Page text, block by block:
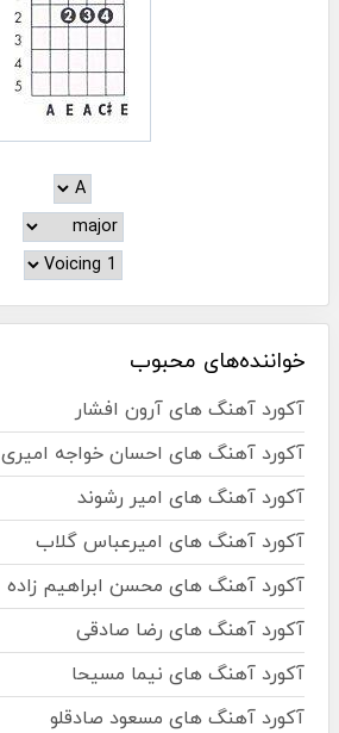
خواننده‌های محبوب
آکورد آهنگ های آرون افشار
آکورد آهنگ های احسان خواجه امیری
آکورد آهنگ های امیر رشوند
آکورد آهنگ های امیرعباس گلاب
آکورد آهنگ های محسن ابراهیم زاده
آکورد آهنگ های رضا صادقی
آکورد آهنگ های نیما مسیحا
آکورد آهنگ های مسعود صادقلو